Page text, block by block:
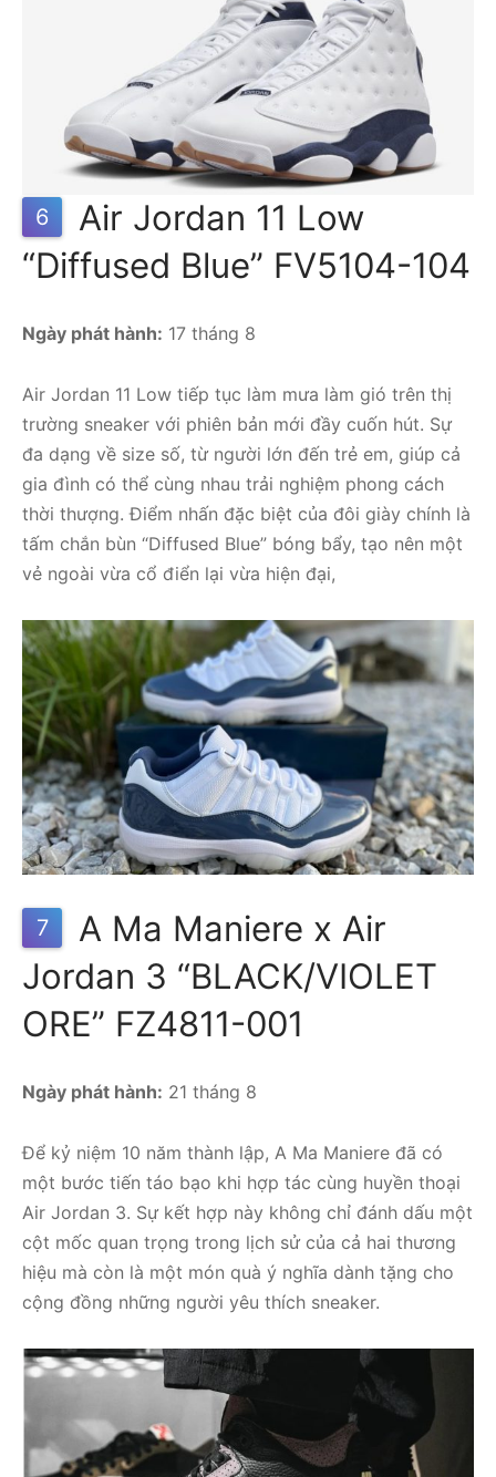
6
Air Jordan 11 Low
“Diffused Blue” FV5104-104
Ngày phát hành: 17 tháng 8
Air Jordan 11 Low tiếp tục làm mưa làm gió trên thị
trường sneaker với phiên bản mới đầy cuốn hút. Sự
đa dạng về size số, từ người lớn đến trẻ em, giúp cả
gia đình có thể cùng nhau trải nghiệm phong cách
thời thượng. Điểm nhấn đặc biệt của đôi giày chính là
tấm chắn bùn “Diffused Blue” bóng bẩy, tạo nên một
vẻ ngoài vừa cổ điển lại vừa hiện đại,
7
A Ma Maniere x Air
Jordan 3 “BLACK/VIOLET
ORE” FZ4811-001
Ngày phát hành: 21 tháng 8
Để kỷ niệm 10 năm thành lập, A Ma Maniere đã có
một bước tiến táo bạo khi hợp tác cùng huyền thoại
Air Jordan 3. Sự kết hợp này không chỉ đánh dấu một
cột mốc quan trọng trong lịch sử của cả hai thương
hiệu mà còn là một món quà ý nghĩa dành tặng cho
cộng đồng những người yêu thích sneaker.